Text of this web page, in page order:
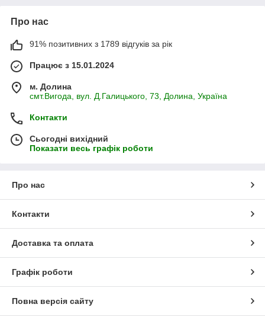
Про нас
91% позитивних з 1789 відгуків за рік
Працює з 15.01.2024
м. Долина
смт.Вигода, вул. Д.Галицького, 73, Долина, Україна
Контакти
Сьогодні вихідний
Показати весь графік роботи
Про нас
Контакти
Доставка та оплата
Графік роботи
Повна версія сайту